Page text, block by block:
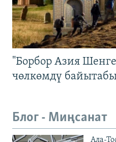
"Борбор Азия
чөлкөмдү
Блог - Миңсанат
Ала-